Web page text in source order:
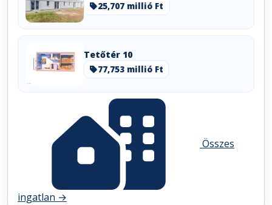
25,707 millió Ft
Tetőtér 10
77,753 millió Ft
Összes
ingatlan →